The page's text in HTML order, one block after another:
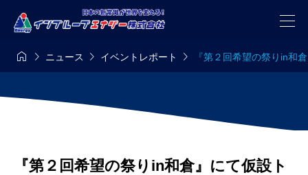
  ニュース  イベントレポート  『第２回希望の祭りin和
『第２回希望の祭りin和倉』にて仮設ト